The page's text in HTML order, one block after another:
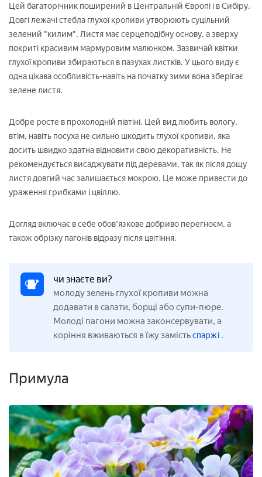
Цей багаторічник поширений в Центральній Європі і в Сибіру.
Довгі лежачі стебла глухої кропиви утворюють суцільний
зелений "килим". Листя має серцеподібну основу, а зверху
покриті красивим мармуровим малюнком. Зазвичай квітки
глухої кропиви збираються в пазухах листків. У цього виду є
одна цікава особливість-навіть на початку зими вона зберігає
зелене листя.
Добре росте в прохолодній півтіні. Цей вид любить вологу,
втім, навіть посуха не сильно шкодить глухої кропиви, яка
досить швидко здатна відновити свою декоративність. Не
рекомендується висаджувати під деревами, так як після дощу
листя довгий час залишається мокрою. Це може привести до
ураження грибками і цвіллю.
Догляд включає в себе обов'язкове добриво перегноєм, а
також обрізку пагонів відразу після цвітіння.
чи знаєте ви?
молоду зелень глухої кропиви можна
додавати в салати, борщі або супи-пюре.
Молоді пагони можна законсервувати, а
коріння вживаються в їжу замістьспаржі .
Примула